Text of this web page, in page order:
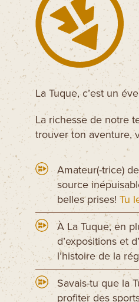
La Tuque, c’est un
La richesse de notre
trouver ton aventure,
Amateur(-trice)
source
belles prises! Tu
À La Tuque, en
d’expositions et
l’histoire de la
Savais-tu que la
profiter des